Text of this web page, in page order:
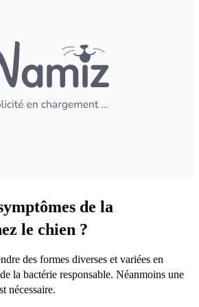
de la
le chien ?
des formes diverses et variées en
la bactérie responsable. Néanmoins une
nécessaire.